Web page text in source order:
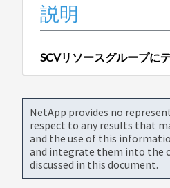
説明
SCVリソースグループに
NetApp provides no
respect to any results that
and the use of this
and integrate them into the
discussed in this document.